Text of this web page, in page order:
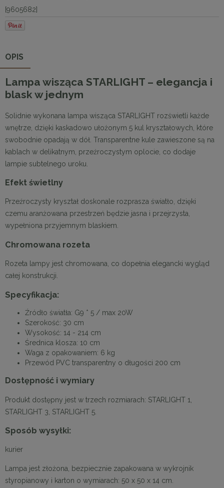
[9605682]
OPIS
Lampa wisząca STARLIGHT – elegancja i
blask w jednym
Solidnie wykonana lampa wisząca STARLIGHT rozświetli każde
wnętrze, dzięki kaskadowo ułożonym 5 kul kryształowych, które
swobodnie opadają w dół. Transparentne kule zawieszone są na
kablach w delikatnym, przeźroczystym oplocie, co dodaje
lampie subtelnego uroku.
Efekt świetlny
Przeźroczysty kryształ doskonale rozprasza światło, dzięki
czemu aranżowana przestrzeń będzie jasna i przejrzysta,
wypełniona przyjemnym blaskiem.
Chromowana rozeta
Rozeta lampy jest chromowana, co dopełnia elegancki wygląd
całej konstrukcji.
Specyfikacja:
Źródło światła: G9 * 5 / max 20W
Szerokość: 30 cm
Wysokość: 14 - 214 cm
Średnica klosza: 10 cm
Waga z opakowaniem: 6 kg
Przewód PVC transparentny o długości 200 cm
Dostępność i wymiary
Produkt dostępny jest w trzech rozmiarach: STARLIGHT 1,
STARLIGHT 3, STARLIGHT 5.
Sposób wysyłki:
kurier
Lampa jest złożona, bezpiecznie zapakowana w wykrojnik
styropianowy i karton o wymiarach: 50 x 50 x 14 cm.